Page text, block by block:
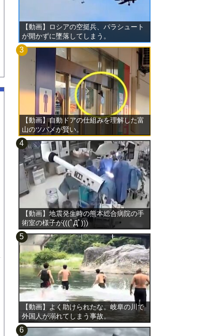
【動画】ロシアの空挺兵、パラシュート
が開かずに墜落してしまう。
【動画】自動ドアの仕組みを理解した富
山のツバメが賢い。
【動画】地震発生時の熊本総合病院の手
術室の様子が(((ﾟДﾟ)))
【動画】よく助けられたな。岐阜の川で
外国人が溺れてしまう事故。